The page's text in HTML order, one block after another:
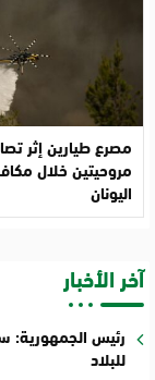
مصرع طيارين إثر
مروحيتين خلال
اليونان
آخر الأخبار
رئيس الجمهورية:
للبلاد